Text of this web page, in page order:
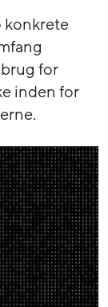
konkrete
for
inden for